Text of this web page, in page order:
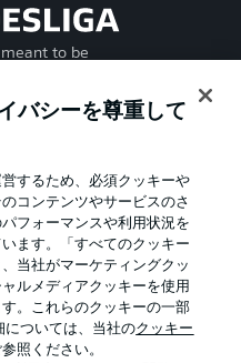
to be
バシーを尊重して
するため、必須クッキーや
コンテンツやサービスのさ
フォーマンスや利用状況を
ます。「すべてのクッキー
当社がマーケティングクッ
ルメディアクッキーを使用
。これらのクッキーの一部
については、当社のクッキー
照ください。